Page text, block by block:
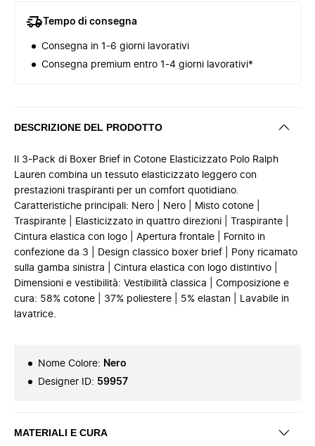
Tempo di consegna
Consegna in 1-6 giorni lavorativi
Consegna premium entro 1-4 giorni lavorativi*
DESCRIZIONE DEL PRODOTTO
Il 3-Pack di Boxer Brief in Cotone Elasticizzato Polo Ralph
Lauren combina un tessuto elasticizzato leggero con
prestazioni traspiranti per un comfort quotidiano.
Caratteristiche principali: Nero | Nero | Misto cotone |
Traspirante | Elasticizzato in quattro direzioni | Traspirante |
Cintura elastica con logo | Apertura frontale | Fornito in
confezione da 3 | Design classico boxer brief | Pony ricamato
sulla gamba sinistra | Cintura elastica con logo distintivo |
Dimensioni e vestibilità: Vestibilità classica | Composizione e
cura: 58% cotone | 37% poliestere | 5% elastan | Lavabile in
lavatrice.
Nome Colore: Nero
Designer ID: 59957
MATERIALI E CURA